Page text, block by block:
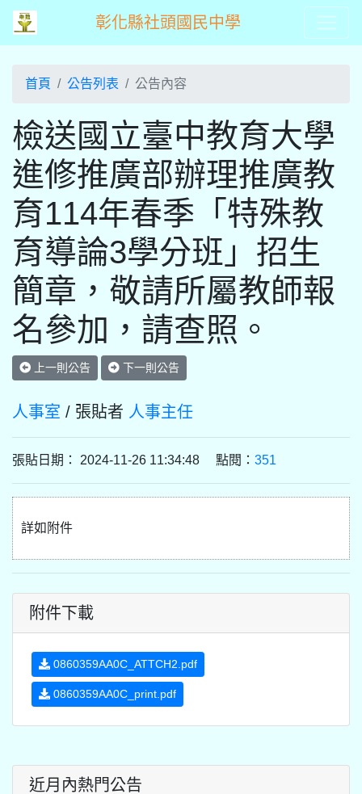
彰化縣社頭國民中學
首頁 公告列表 公告內容
檢送國立臺中教育大學
進修推廣部辦理推廣教
育114年春季「特殊教
育導論3學分班」招生
簡章，敬請所屬教師報
名參加，請查照。
上一則公告 下一則公告
人事室 / 張貼者 人事主任
張貼日期： 2024-11-26 11:34:48 點閱： 351
詳如附件
附件下載
0860359AA0C_ATTCH2.pdf
0860359AA0C_print.pdf
近月內熱門公告